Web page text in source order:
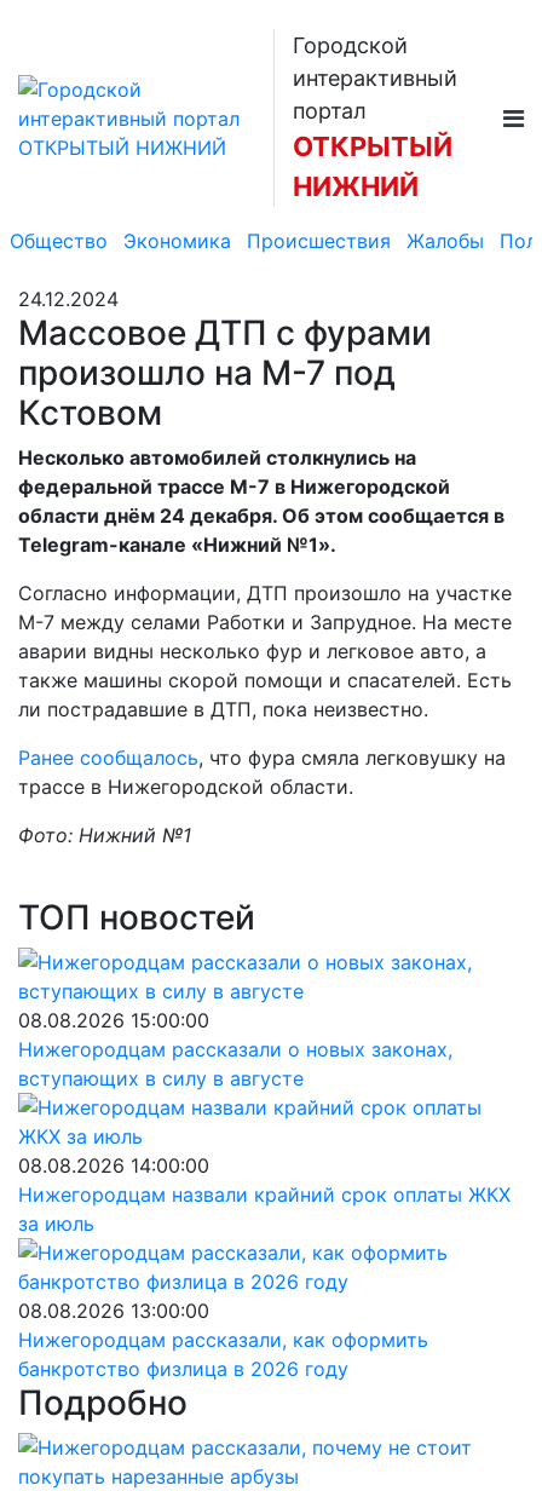
Городской
интерактивный
портал
ОТКРЫТЫЙ
НИЖНИЙ
Общество Экономика Происшествия Жалобы
24.12.2024
Массовое ДТП с фурами
произошло на М-7 под
Кстовом
Несколько автомобилей столкнулись на
федеральной трассе М-7 в Нижегородской
области днём 24 декабря. Об этом сообщается в
Telegram-канале «Нижний №1».
Согласно информации, ДТП произошло на участке
М-7 между селами Работки и Запрудное. На месте
аварии видны несколько фур и легковое авто, а
также машины скорой помощи и спасателей. Есть
ли пострадавшие в ДТП, пока неизвестно.
Ранее сообщалось, что фура смяла легковушку на
трассе в Нижегородской области.
Фото: Нижний №1
ТОП новостей
08.08.2026 15:00:00
Нижегородцам рассказали о новых законах,
вступающих в силу в августе
08.08.2026 14:00:00
Нижегородцам назвали крайний срок оплаты ЖКХ
за июль
08.08.2026 13:00:00
Нижегородцам рассказали, как оформить
банкротство физлица в 2026 году
Подробно